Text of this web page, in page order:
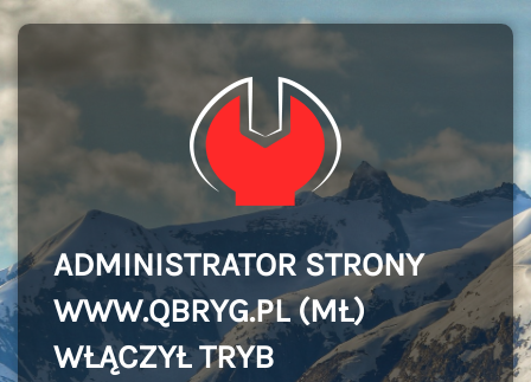
ADMINISTRATOR STRONY
WWW.QBRYG.PL (MŁ)
WŁĄCZYŁ TRYB